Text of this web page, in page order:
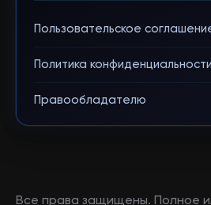
Пользовательское
Политика конфиденциальности
Правообладателю
Все права защищены. Полное